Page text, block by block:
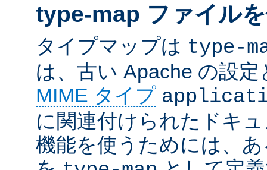
type-map ファイル
タイプマップは type-
は、古い Apache の設
MIME タイプ
に関連付けられたドキ
機能を使うためには、